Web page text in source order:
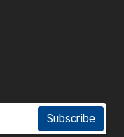
Subscribe